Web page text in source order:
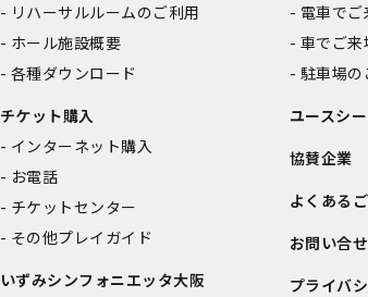
リハーサルルームのご利用
ホール施設概要
各種ダウンロード
チケット購入
インターネット購入
お電話
チケットセンター
その他プレイガイド
いずみシンフォニエッタ大阪
電車で
車でご
駐車場の
ユースシ
協賛企業
よくある
お問い合せ
プライバ